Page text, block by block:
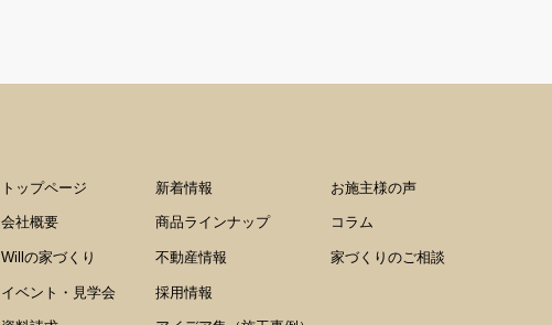
トップページ
会社概要
Willの家づくり
イベント・見学会
新着情報
商品ラインナップ
不動産情報
採用情報
お施主様の声
コラム
家づくりのご相談